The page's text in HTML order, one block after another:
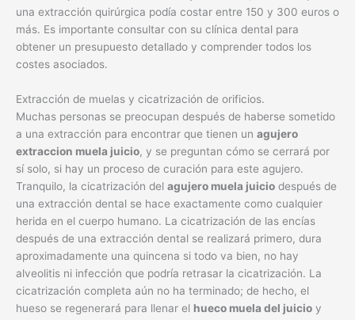
una extracción quirúrgica podía costar entre 150 y 300 euros o
más. Es importante consultar con su clínica dental para
obtener un presupuesto detallado y comprender todos los
costes asociados.
Extracción de muelas y cicatrización de orificios.
Muchas personas se preocupan después de haberse sometido
a una extracción para encontrar que tienen un agujero
extraccion muela juicio, y se preguntan cómo se cerrará por
sí solo, si hay un proceso de curación para este agujero.
Tranquilo, la cicatrización del agujero muela juicio después de
una extracción dental se hace exactamente como cualquier
herida en el cuerpo humano. La cicatrización de las encías
después de una extracción dental se realizará primero, dura
aproximadamente una quincena si todo va bien, no hay
alveolitis ni infección que podría retrasar la cicatrización. La
cicatrización completa aún no ha terminado; de hecho, el
hueso se regenerará para llenar el hueco muela del juicio y